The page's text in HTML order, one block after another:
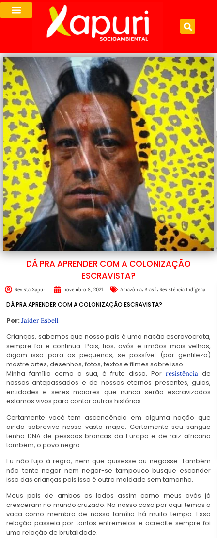
DÁ PRA APRENDER COM A COLONIZAÇÃO
ESCRAVISTA?
Revista Xapuri novembro 8, 2021 Amazônia, Brasil, Resistência Indígena
DÁ PRA APRENDER COM A COLONIZAÇÃO ESCRAVISTA?
Por: Jaider Esbell
Crianças, sabemos que nosso país é uma nação escravocrata,
sempre foi e continua. Pais, tios, avós e irmãos mais velhos,
digam isso para os pequenos, se possível (por gentileza)
mostre artes, desenhos, fotos, textos e filmes sobre isso.
Minha família como a sua, é fruto disso. Porresistência de
nossos antepassados e de nossos eternos presentes, guias,
entidades e seres maiores que nunca serão escravizados
estamos vivos para contar outras histórias.
Certamente você tem ascendência em alguma nação que
ainda sobrevive nesse vasto mapa. Certamente seu sangue
tenha DNA de pessoas brancas da Europa e de raiz africana
também, o povo negro.
Eu não fujo à regra, nem que quisesse ou negasse. Também
não tente negar nem negar-se tampouco busque esconder
isso das crianças pois isso é outra maldade sem tamanho.
Meus pais de ambos os lados assim como meus avós já
cresceram no mundo cruzado. No nosso caso por aqui temos a
vaca como membro de nossa família há muito tempo. Essa
relação passeia por tantos entremeios e acredite sempre foi
uma relação de brutalidade.